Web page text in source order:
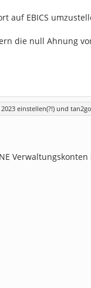
auf EBICS
die null Ahnung
2023 einstellen(?!) und